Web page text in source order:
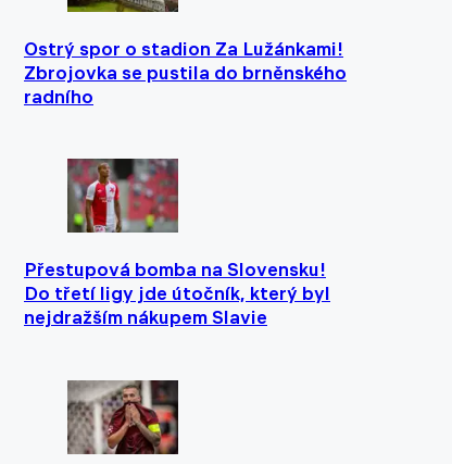
Ostrý spor o stadion Za Lužánkami!
Zbrojovka se pustila do brněnského
radního
Přestupová bomba na Slovensku!
Do třetí ligy jde útočník, který byl
nejdražším nákupem Slavie